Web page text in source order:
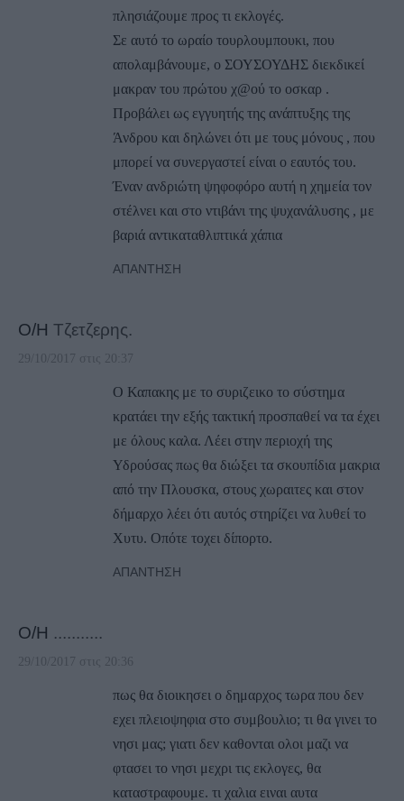
πλησιάζουμε προς τι εκλογές.
Σε αυτό το ωραίο τουρλουμπουκι, που
απολαμβάνουμε, ο ΣΟΥΣΟΥΔΗΣ διεκδικεί
μακραν του πρώτου χ@ού το οσκαρ .
Προβάλει ως εγγυητής της ανάπτυξης της
Άνδρου και δηλώνει ότι με τους μόνους , που
μπορεί να συνεργαστεί είναι ο εαυτός του.
Έναν ανδριώτη ψηφοφόρο αυτή η χημεία τον
στέλνει και στο ντιβάνι της ψυχανάλυσης , με
βαριά αντικαταθλιπτικά χάπια
ΑΠΆΝΤΗΣΗ
Ο/Η Τζετζερης.
29/10/2017 στις 20:37
Ο Καπακης με το συριζεικο το σύστημα
κρατάει την εξής τακτική προσπαθεί να τα έχει
με όλους καλα. Λέει στην περιοχή της
Υδρούσας πως θα διώξει τα σκουπίδια μακρια
από την Πλουσκα, στους χωραιτες και στον
δήμαρχο λέει ότι αυτός στηρίζει να λυθεί το
Χυτυ. Οπότε τοχει δίπορτο.
ΑΠΆΝΤΗΣΗ
Ο/Η ...........
29/10/2017 στις 20:36
πως θα διοικησει ο δημαρχος τωρα που δεν
εχει πλειοψηφια στο συμβουλιο; τι θα γινει το
νησι μας; γιατι δεν καθονται ολοι μαζι να
φτασει το νησι μεχρι τις εκλογες, θα
καταστραφουμε. τι χαλια ειναι αυτα